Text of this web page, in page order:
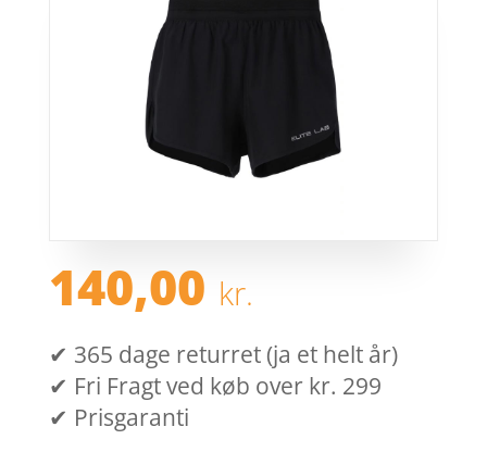
140,00 kr.
✔ 365 dage returret (ja et helt år)
✔ Fri Fragt ved køb over kr. 299
✔ Prisgaranti